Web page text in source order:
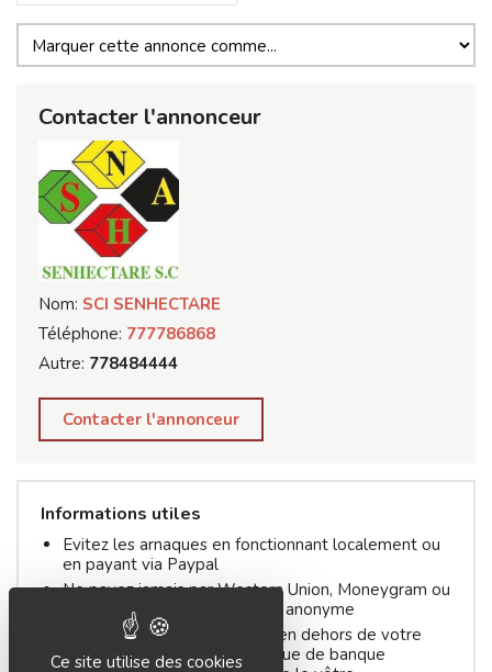
Contacter l'annonceur
Nom: SCI SENHECTARE
Téléphone: 777786868
Autre: 778484444
Contacter l'annonceur
Informations utiles
Evitez les arnaques en fonctionnant localement ou
en payant via Paypal
Ne payez jamais par Western Union, Moneygram ou
un autre service de paiement anonyme
N'achetez ou ne vendez pas en dehors de votre
pays. N'acceptez pas un chèque de banque
Ce site utilise des cookies